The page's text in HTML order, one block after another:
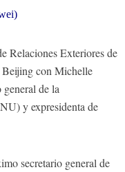
Relaciones Exteriores de
Beijing con Michelle
de la
y expresidenta de
secretario general de